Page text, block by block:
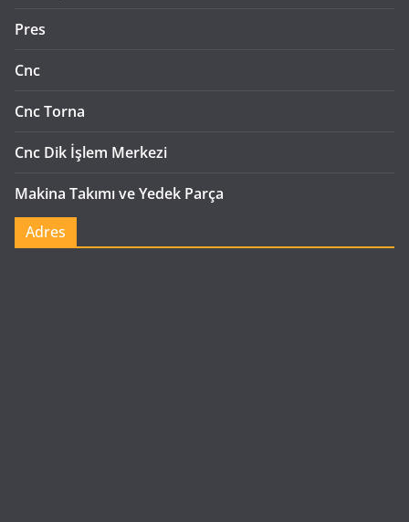
Pres
Cnc
Cnc Torna
Cnc Dik İşlem Merkezi
Makina Takımı ve Yedek Parça
Adres